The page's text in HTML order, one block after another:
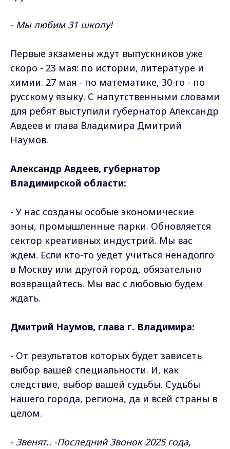
- Мы любим 31 школу!
Первые экзамены ждут выпускников уже
скоро - 23 мая: по истории, литературе и
химии. 27 мая - по математике, 30-го - по
русскому языку. С напутственными словами
для ребят выступили губернатор Александр
Авдеев и глава Владимира Дмитрий
Наумов.
Александр Авдеев, губернатор
Владимирской области:
- У нас созданы особые экономические
зоны, промышленные парки. Обновляется
сектор креативных индустрий. Мы вас
ждем. Если кто-то уедет учиться ненадолго
в Москву или другой город, обязательно
возвращайтесь. Мы вас с любовью будем
ждать.
Дмитрий Наумов, глава г. Владимира:
- От результатов которых будет зависеть
выбор вашей специальности. И, как
следствие, выбор вашей судьбы. Судьбы
нашего города, региона, да и всей страны в
целом.
- Звенят.. -Последний Звонок 2025 года,